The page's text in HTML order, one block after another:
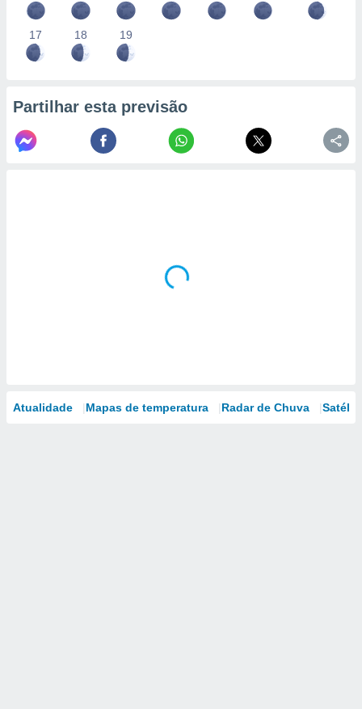
17 18 19
Partilhar esta previsão
Atualidade Mapas de temperatura Radar de Chuva